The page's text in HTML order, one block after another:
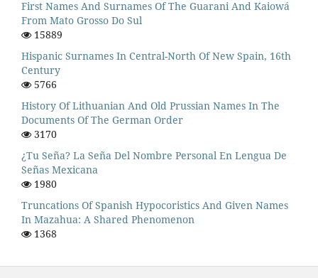
First Names And Surnames Of The Guarani And Kaiowá
From Mato Grosso Do Sul
15889
Hispanic Surnames In Central-North Of New Spain, 16th
Century
5766
History Of Lithuanian And Old Prussian Names In The
Documents Of The German Order
3170
¿Tu Seña? La Seña Del Nombre Personal En Lengua De
Señas Mexicana
1980
Truncations Of Spanish Hypocoristics And Given Names
In Mazahua: A Shared Phenomenon
1368